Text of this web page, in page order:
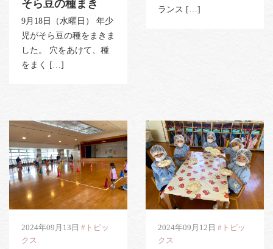
そら豆の種まき
9月18日（水曜日） 年少
児がそら豆の種をまきま
した。 穴をあけて、種
をまく […]
ランス […]
2024年09月13日 #トピッ
クス
2024年09月12日 #トピッ
クス